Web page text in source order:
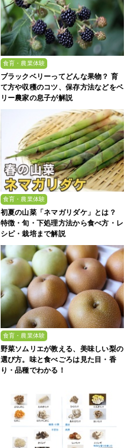
食育・農業体験
ブラックベリーってどんな果物？ 育
て方や収穫のコツ、保存方法などをベ
リー農家の息子が解説
食育・農業体験
初夏の山菜「ネマガリダケ」とは？
特徴・旬・下処理方法から食べ方・レ
シピ・栽培まで解説
食育・農業体験
野菜ソムリエが教える、美味しい梨の
選び方。味と食べごろは見た目・香
り・品種でわかる！